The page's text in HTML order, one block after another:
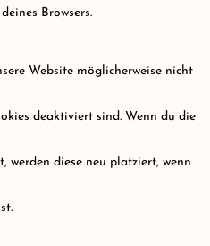
Browsers.
Website möglicherweise nicht
deaktiviert sind. Wenn du die
werden diese neu platziert, wenn